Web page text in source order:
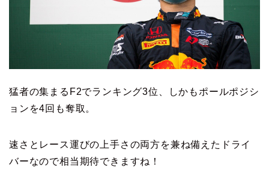
猛者の集まるF2でランキング3位、しかもポールポジシ
ョンを4回も奪取。
速さとレース運びの上手さの両方を兼ね備えたドライ
バーなので相当期待できますね！